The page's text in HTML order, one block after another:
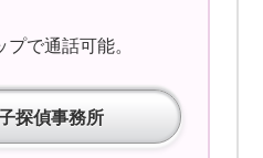
で通話可能。
探偵事務所